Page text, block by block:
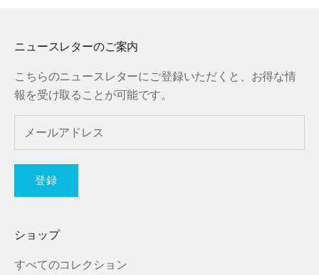
ニュースレターのご案内
こちらのニュースレターにご登録いただくと、お得な情
報を受け取ることが可能です。
登録
ショップ
すべてのコレクション